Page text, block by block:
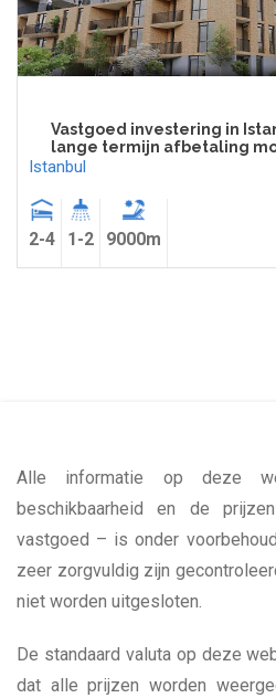
Vastgoed investering in
lange termijn afbetaling
Istanbul
2-4 1-2 9000m
Alle informatie op deze
beschikbaarheid en de
vastgoed – is onder
zeer zorgvuldig zijn
niet worden uitgesloten.
De standaard valuta op deze
dat alle prijzen worden